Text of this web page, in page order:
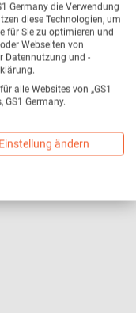
17
Germany die Verwendung
diese Technologien, um
für Sie zu optimieren und
Webseiten von
Datennutzung und -
alle Websites von „GS1
GS1 Germany.
Einstellung ändern